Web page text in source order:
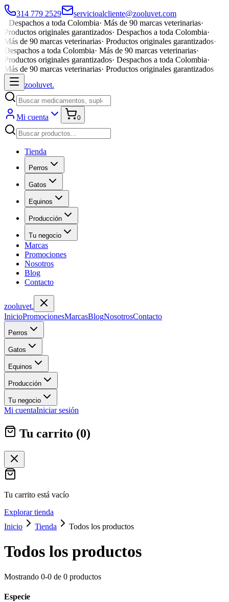
314 779 2529
servicioalcliente@zooluvet.com
Despachos a toda Colombia· Más de 90 marcas veterinarias·
Productos originales garantizados· Despachos a toda Colombia·
Más de 90 marcas veterinarias· Productos originales garantizados·
Despachos a toda Colombia· Más de 90 marcas veterinarias·
Productos originales garantizados· Despachos a toda Colombia·
Más de 90 marcas veterinarias· Productos originales garantizados
zooluvet.
Mi cuenta 0
Tienda
Perros
Gatos
Equinos
Producción
Tu negocio
Marcas
Promociones
Nosotros
Blog
Contacto
zooluvet.
InicioPromocionesMarcasBlogNosotrosContacto
Perros
Gatos
Equinos
Producción
Tu negocio
Mi cuentaIniciar sesión
Tu carrito (0)
Tu carrito está vacío
Explorar tienda
Inicio
Tienda Todos los productos
Todos los productos
Mostrando 0-0 de 0 productos
Especie